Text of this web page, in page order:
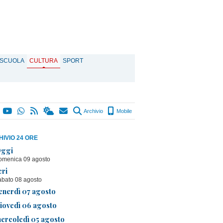
SCUOLA CULTURA SPORT
Archivio Mobile
24 ORE
09 agosto
08 agosto
07 agosto
06 agosto
05 agosto